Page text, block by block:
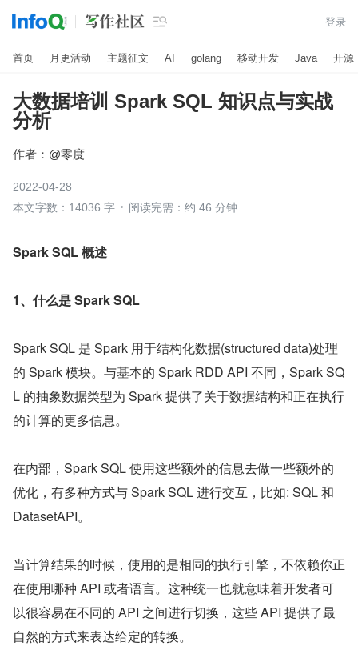
 登录
首页 月更活动 主题征文 AI golang 移动开发 Java 开源
大数据培训 Spark SQL 知识点与实战
分析
作者： @零度
2022-04-28
本文字数：14036 字
阅读完需：约 46 分钟
​Spark SQL 概述
1、什么是 Spark SQL
Spark SQL 是 Spark 用于结构化数据(structured data)处理
的 Spark 模块。与基本的 Spark RDD API 不同，Spark SQ
L 的抽象数据类型为 Spark 提供了关于数据结构和正在执行
的计算的更多信息。
在内部，Spark SQL 使用这些额外的信息去做一些额外的
优化，有多种方式与 Spark SQL 进行交互，比如: SQL 和
DatasetAPI。
当计算结果的时候，使用的是相同的执行引擎，不依赖你正
在使用哪种 API 或者语言。这种统一也就意味着开发者可
以很容易在不同的 API 之间进行切换，这些 API 提供了最
自然的方式来表达给定的转换。